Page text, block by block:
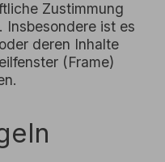
Zustimmung
ist es
deren Inhalte
(Frame)